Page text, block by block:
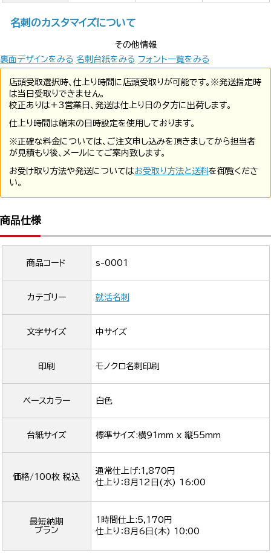
名刺のカスタマイズについて
その他情報
裏面デザインをみる 名刺台紙をみる フォント一覧をみる
店頭受取選択時、仕上り時間に店頭受取りが可能です。※発送指定時
は当日受取りできません。
校正ありは+3営業日、発送は仕上り日の夕方に出荷します。
仕上り時間は端末の日時設定を使用しております。
※正確な料金については、ご注文申し込みを頂きましてから担当者
が見積もり後、メールにてご案内致します。
お受け取り方法や発送についてはお受取り方法と送料を御覧くださ
い。
商品仕様
商品コード s-0001
カテゴリー 就活名刺
文字サイズ 中サイズ
印刷 モノクロ名刺印刷
ベースカラー 白色
台紙サイズ 標準サイズ:横91mm x 縦55mm
価格/100枚 税込
通常仕上げ:1,870円
仕上り：8月12日(水) 16:00
最短納期
プラン
1時間仕上:5,170円
仕上り：8月6日(木) 10:00